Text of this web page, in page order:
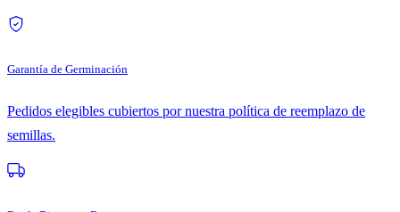
Garantía de Germinación
Pedidos elegibles cubiertos por nuestra política de reemplazo de
semillas.